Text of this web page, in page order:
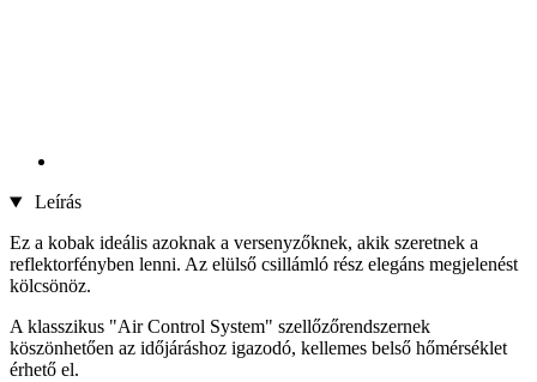
Leírás
Ez a kobak ideális azoknak a versenyzőknek, akik szeretnek a
reflektorfényben lenni. Az elülső csillámló rész elegáns megjelenést
kölcsönöz.
A klasszikus "Air Control System" szellőzőrendszernek
köszönhetően az időjáráshoz igazodó, kellemes belső hőmérséklet
érhető el.